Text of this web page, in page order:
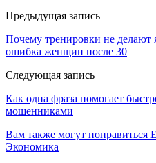
Предыдущая запись
Почему тренировки не делают
ошибка женщин после 30
Следующая запись
Как одна фраза помогает
мошенниками
Вам также могут понравиться
Экономика